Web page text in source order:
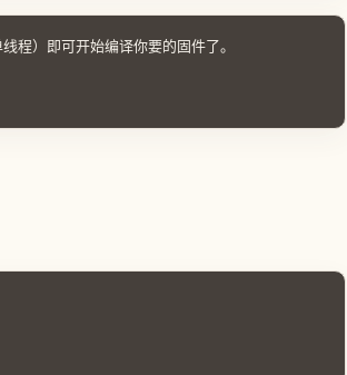
）即可开始编译你要的固件了。